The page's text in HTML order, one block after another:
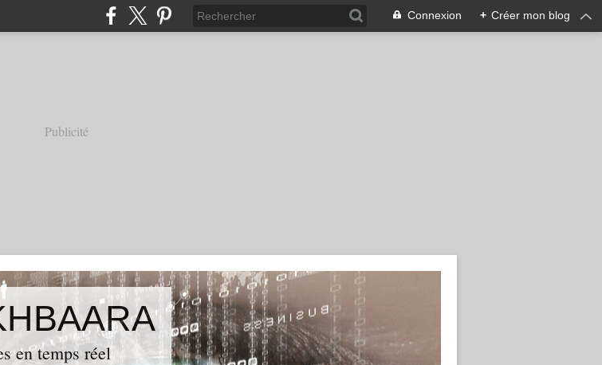
Connexion + Créer mon blog
Publicité
en temps réel